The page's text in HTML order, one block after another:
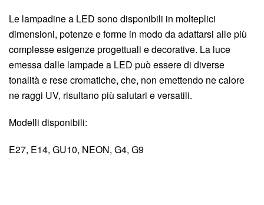
Le lampadine a LED sono disponibili in molteplici
dimensioni, potenze e forme in modo da adattarsi alle più
complesse esigenze progettuali e decorative. La luce
emessa dalle lampade a LED può essere di diverse
tonalità e rese cromatiche, che, non emettendo ne calore
ne raggi UV, risultano più salutari e versatili.
Modelli disponibili:
E27, E14, GU10, NEON, G4, G9